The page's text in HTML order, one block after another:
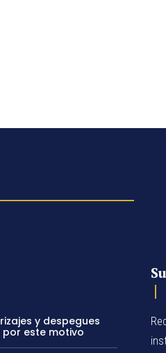
y despegues
por este motivo